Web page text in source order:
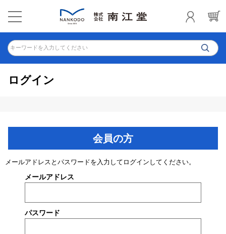
キーワードを入力してください
ログイン
会員の方
メールアドレスとパスワードを入力してログインしてください。
メールアドレス
パスワード